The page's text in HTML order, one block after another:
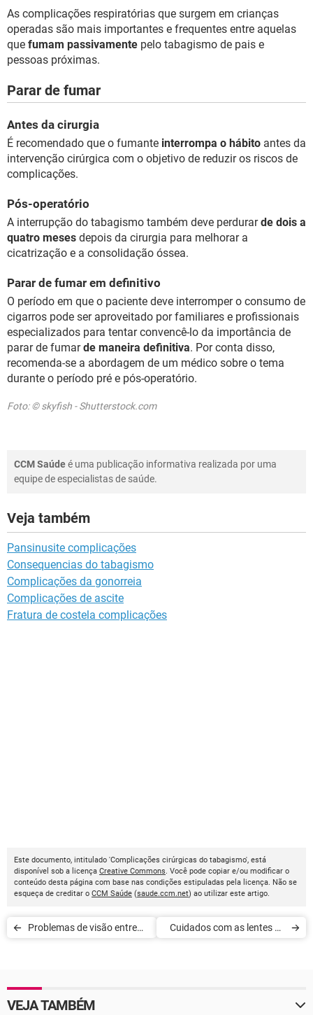
As complicações respiratórias que surgem em crianças
operadas são mais importantes e frequentes entre aquelas
que fumam passivamente pelo tabagismo de pais e
pessoas próximas.
Parar de fumar
Antes da cirurgia
É recomendado que o fumante interrompa o hábito antes da
intervenção cirúrgica com o objetivo de reduzir os riscos de
complicações.
Pós-operatório
A interrupção do tabagismo também deve perdurarde dois a
quatro meses depois da cirurgia para melhorar a
cicatrização e a consolidação óssea.
Parar de fumar em definitivo
O período em que o paciente deve interromper o consumo de
cigarros pode ser aproveitado por familiares e profissionais
especializados para tentar convencê-lo da importância de
parar de fumarde maneira definitiva. Por conta disso,
recomenda-se a abordagem de um médico sobre o tema
durante o período pré e pós-operatório.
Foto: © skyfish - Shutterstock.com
CCM Saúdeé uma publicação informativa realizada por uma
equipe de especialistas de saúde.
Veja também
Pansinusite complicações
Consequencias do tabagismo
Complicações da gonorreia
Complicações de ascite
Fratura de costela complicações
Este documento, intitulado 'Complicações cirúrgicas do tabagismo', está
disponível sob a licença Creative Commons. Você pode copiar e/ou modificar o
conteúdo desta página com base nas condições estipuladas pela licença. Não se
esqueça de creditar o CCM Saúde (saude.ccm.net) ao utilizar este artigo.
Problemas de visão entre
Cuidados com as lentes de
VEJA TAMBÉM